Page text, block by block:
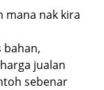
mana nak kira
bahan,
jualan
sebenar